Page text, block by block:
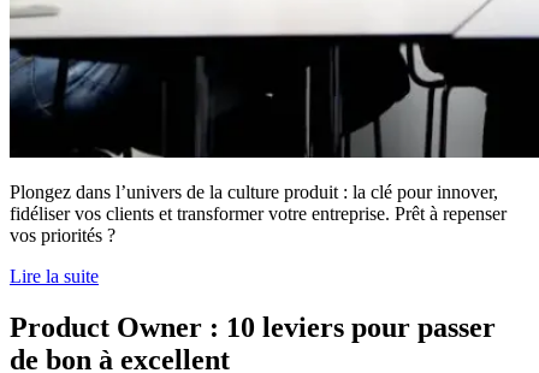
Plongez dans l’univers de la culture produit : la clé pour innover,
fidéliser vos clients et transformer votre entreprise. Prêt à repenser
vos priorités ?
Lire la suite
Product Owner : 10 leviers pour passer
de bon à excellent